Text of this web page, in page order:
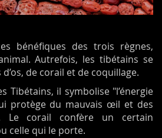
bénéfiques des trois règnes,
Autrefois, les tibétains se
de corail et de coquillage.
Tibétains, il symbolise "l’énergie
protège du mauvais œil et des
Le corail confère un certain
celle qui le porte.